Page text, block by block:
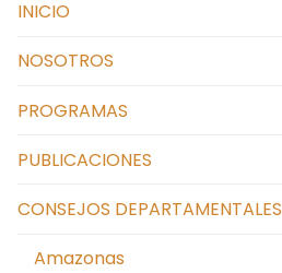
Ica
Junín
La Libertad Trujillo
Lambayeque
Lima
INICIO
NOSOTROS
PROGRAMAS
PUBLICACIONES
CONSEJOS DEPARTAMENTALES
Amazonas